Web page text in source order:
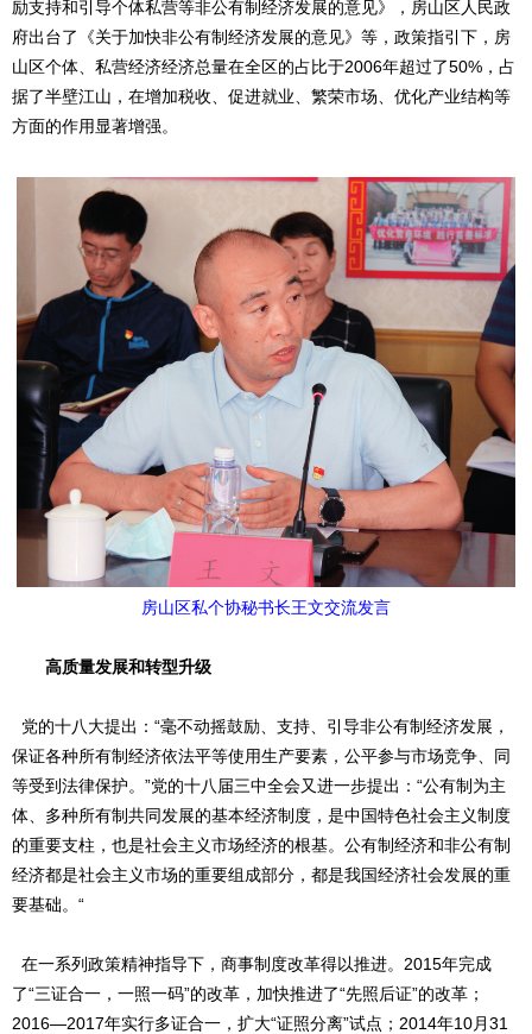
励支持和引导个体私营等非公有制经济发展的意见》，房山区人民政
府出台了《关于加快非公有制经济发展的意见》等，政策指引下，房
山区个体、私营经济经济总量在全区的占比于2006年超过了50%，占
据了半壁江山，在增加税收、促进就业、繁荣市场、优化产业结构等
方面的作用显著增强。
房山区私个协秘书长王文交流发言
高质量发展和转型升级
党的十八大提出：“毫不动摇鼓励、支持、引导非公有制经济发展，
保证各种所有制经济依法平等使用生产要素，公平参与市场竞争、同
等受到法律保护。”党的十八届三中全会又进一步提出：“公有制为主
体、多种所有制共同发展的基本经济制度，是中国特色社会主义制度
的重要支柱，也是社会主义市场经济的根基。公有制经济和非公有制
经济都是社会主义市场的重要组成部分，都是我国经济社会发展的重
要基础。“
在一系列政策精神指导下，商事制度改革得以推进。2015年完成
了“三证合一，一照一码”的改革，加快推进了“先照后证”的改革；
2016—2017年实行多证合一，扩大“证照分离”试点；2014年10月31